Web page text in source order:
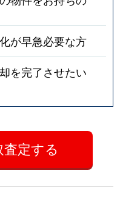
が早急必要な方
を完了させたい